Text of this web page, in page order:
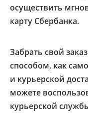
осуществить
карту Сбербанка.
Забрать свой
способом, как
и курьерской
можете
курьерской